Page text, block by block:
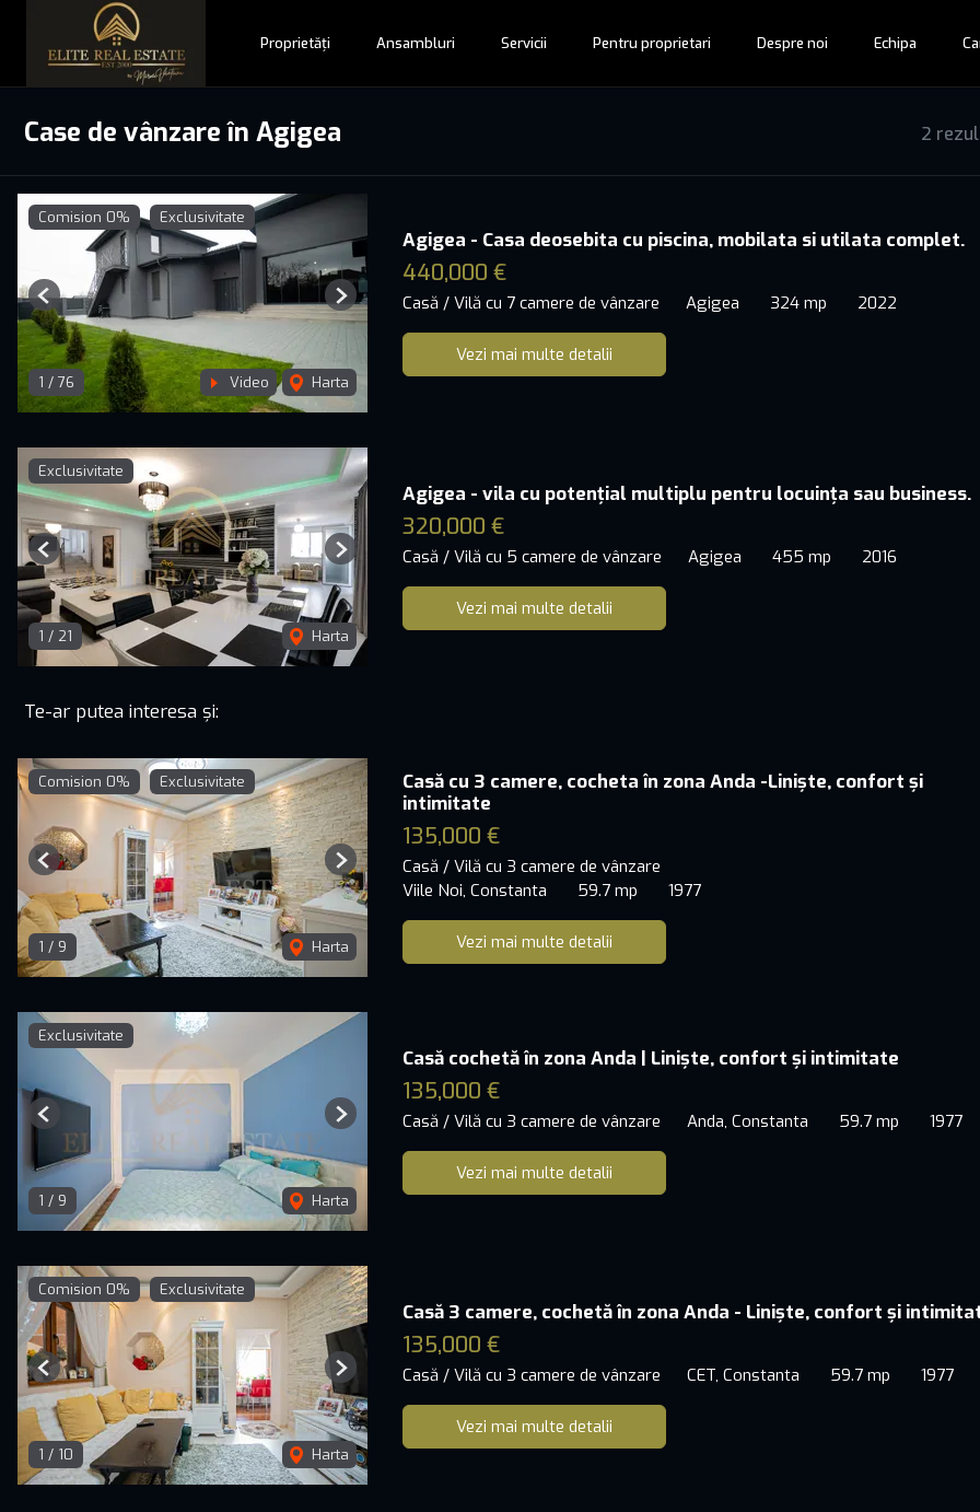
Proprietăți Ansambluri Servicii Pentru proprietari Despre noi Echipa
2
Case de vânzare în Agigea
Comision 0% Exclusivitate
1 / 76 Video Harta
Previous Next
Agigea - Casa deosebita cu piscina, mobilata si utilata complet.
440,000 €
Casă / Vilă cu 7 camere de vânzare Agigea 324 mp 2022
Vezi mai multe detalii
Exclusivitate
1 / 21 Harta
Previous Next
Agigea - vila cu potențial multiplu pentru locuința sau business.
320,000 €
Casă / Vilă cu 5 camere de vânzare Agigea 455 mp 2016
Vezi mai multe detalii
Te-ar putea interesa și:
Comision 0% Exclusivitate
1 / 9 Harta
Previous Next
Casă cu 3 camere, cocheta în zona Anda -Liniște, confort și
intimitate
135,000 €
Casă / Vilă cu 3 camere de vânzare
Viile Noi, Constanta
59.7 mp 1977
Vezi mai multe detalii
Exclusivitate
1 / 9 Harta
Previous Next
Casă cochetă în zona Anda | Liniște, confort și intimitate
135,000 €
Casă / Vilă cu 3 camere de vânzare Anda, Constanta 59.7 mp 1977
Vezi mai multe detalii
Comision 0% Exclusivitate
1 / 10 Harta
Previous Next
Casă 3 camere, cochetă în zona Anda - Liniște, confort și
135,000 €
Casă / Vilă cu 3 camere de vânzare CET, Constanta 59.7 mp 1977
Vezi mai multe detalii